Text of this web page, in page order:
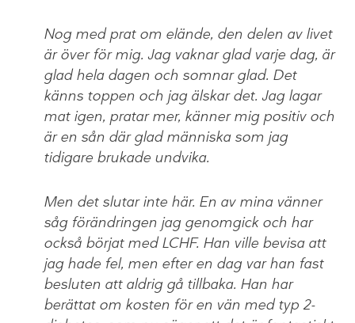
Nog med prat om elände, den delen av livet
är över för mig. Jag vaknar glad varje dag, är
glad hela dagen och somnar glad. Det
känns toppen och jag älskar det. Jag lagar
mat igen, pratar mer, känner mig positiv och
är en sån där glad människa som jag
tidigare brukade undvika.
Men det slutar inte här. En av mina vänner
såg förändringen jag genomgick och har
också börjat med LCHF. Han ville bevisa att
jag hade fel, men efter en dag var han fast
besluten att aldrig gå tillbaka. Han har
berättat om kosten för en vän med typ 2-